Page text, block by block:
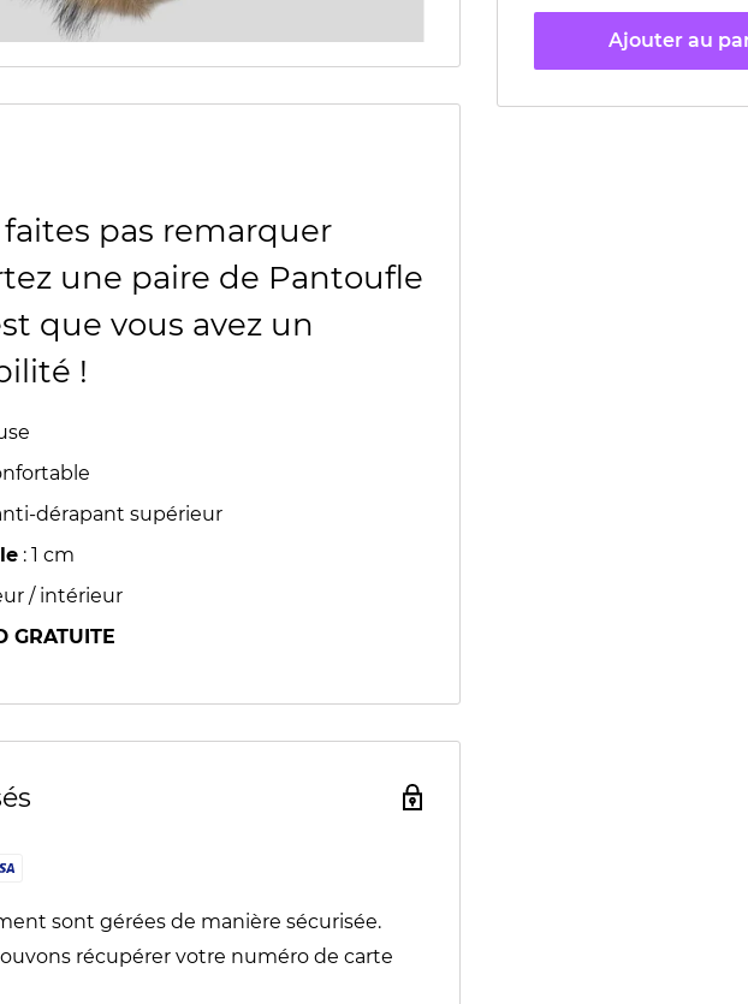
Ajouter au
pas remarquer
une paire de Pantoufle
que vous avez un
!
dérapant supérieur
: 1 cm
/ intérieur
GRATUITE
sont gérées de manière sécurisée.
récupérer votre numéro de carte